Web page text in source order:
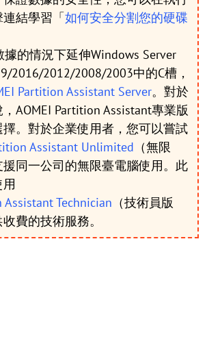
結學習「如何安全分割您的硬碟
的情況下延伸Windows Server
2016/2012/2008/2003中的C槽，
Partition Assistant Server。對於
AOMEI Partition Assistant專業版
。對於企業使用者，您可以嘗試
Assistant Unlimited （無限
同一公司的無限臺電腦使用。此
Technician （技術員版
費的技術服務。